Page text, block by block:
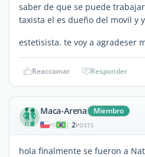
saber de que se puede
taxista el es dueño del movil y
estetisista. te voy a agradeser
Reaccionar Responder
Maca-Arena Miembro
| 2POSTS
hola finalmente se fueron a